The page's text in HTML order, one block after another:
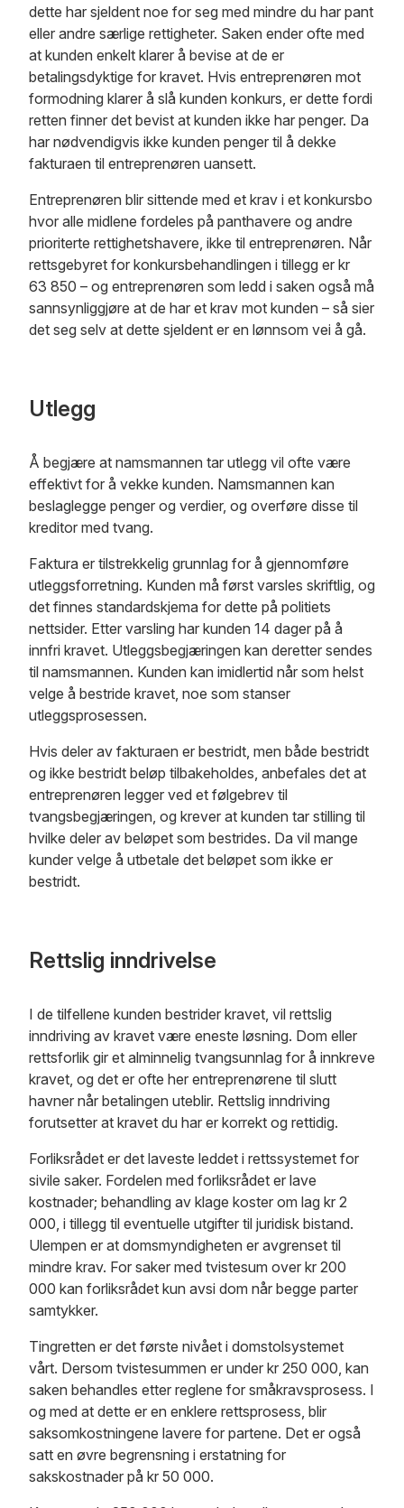
dette har sjeldent noe for seg med mindre du har pant
eller andre særlige rettigheter. Saken ender ofte med
at kunden enkelt klarer å bevise at de er
betalingsdyktige for kravet. Hvis entreprenøren mot
formodning klarer å slå kunden konkurs, er dette fordi
retten finner det bevist at kunden ikke har penger. Da
har nødvendigvis ikke kunden penger til å dekke
fakturaen til entreprenøren uansett.
Entreprenøren blir sittende med et krav i et konkursbo
hvor alle midlene fordeles på panthavere og andre
prioriterte rettighetshavere, ikke til entreprenøren. Når
rettsgebyret for konkursbehandlingen i tillegg er kr
63 850 – og entreprenøren som ledd i saken også må
sannsynliggjøre at de har et krav mot kunden – så sier
det seg selv at dette sjeldent er en lønnsom vei å gå.
Utlegg
Å begjære at namsmannen tar utlegg vil ofte være
effektivt for å vekke kunden. Namsmannen kan
beslaglegge penger og verdier, og overføre disse til
kreditor med tvang.
Faktura er tilstrekkelig grunnlag for å gjennomføre
utleggsforretning. Kunden må først varsles skriftlig, og
det finnes standardskjema for dette på politiets
nettsider. Etter varsling har kunden 14 dager på å
innfri kravet. Utleggsbegjæringen kan deretter sendes
til namsmannen. Kunden kan imidlertid når som helst
velge å bestride kravet, noe som stanser
utleggsprosessen.
Hvis deler av fakturaen er bestridt, men både bestridt
og ikke bestridt beløp tilbakeholdes, anbefales det at
entreprenøren legger ved et følgebrev til
tvangsbegjæringen, og krever at kunden tar stilling til
hvilke deler av beløpet som bestrides. Da vil mange
kunder velge å utbetale det beløpet som ikke er
bestridt.
Rettslig inndrivelse
I de tilfellene kunden bestrider kravet, vil rettslig
inndriving av kravet være eneste løsning. Dom eller
rettsforlik gir et alminnelig tvangsunnlag for å innkreve
kravet, og det er ofte her entreprenørene til slutt
havner når betalingen uteblir. Rettslig inndriving
forutsetter at kravet du har er korrekt og rettidig.
Forliksrådet er det laveste leddet i rettssystemet for
sivile saker. Fordelen med forliksrådet er lave
kostnader; behandling av klage koster om lag kr 2
000, i tillegg til eventuelle utgifter til juridisk bistand.
Ulempen er at domsmyndigheten er avgrenset til
mindre krav. For saker med tvistesum over kr 200
000 kan forliksrådet kun avsi dom når begge parter
samtykker.
Tingretten er det første nivået i domstolsystemet
vårt. Dersom tvistesummen er under kr 250 000, kan
saken behandles etter reglene for småkravsprosess. I
og med at dette er en enklere rettsprosess, blir
saksomkostningene lavere for partene. Det er også
satt en øvre begrensning i erstatning for
sakskostnader på kr 50 000.